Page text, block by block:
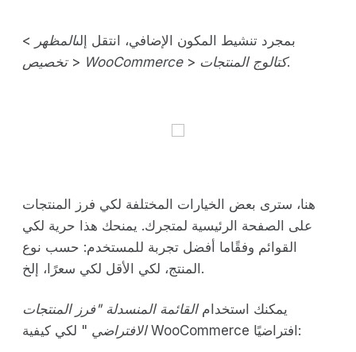
بمجرد تنشيط المكون الإضافي، انتقل إلىالمظهر
>
تخصيص> WooCommerce> كتالوج المنتجات.
هنا، سترى بعض الخيارات المختلفة لكي فرز المنتجات
على الصفحة الرئيسية لمتجرك. يمنحك هذا حرية لكي
القوائم وفقًاما أفضل تجربة للمستخدم: حسب نوع
المنتج، لكي الأقل لكي سعرًا، إلخ.
يمكنك استخدامالقائمة المنسدلة "فرز المنتجات
الافتراضي
" لكي كيفية WooCommerce افتراضيًا: